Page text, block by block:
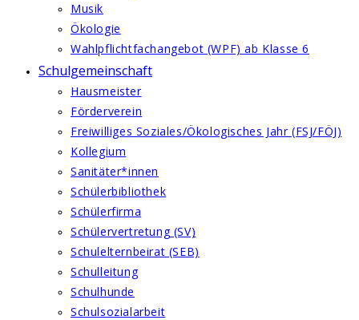
Musik
Ökologie
Wahlpflichtfachangebot (WPF) ab Klasse 6
Schulgemeinschaft
Hausmeister
Förderverein
Freiwilliges Soziales/Ökologisches Jahr (FSJ/FÖJ)
Kollegium
Sanitäter*innen
Schülerbibliothek
Schülerfirma
Schülervertretung (SV)
Schulelternbeirat (SEB)
Schulleitung
Schulhunde
Schulsozialarbeit